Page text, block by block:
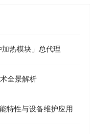
热模块」总代理
全景解析
特性与设备维护应用